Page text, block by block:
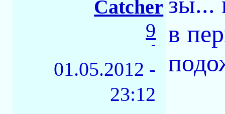
Catcher
9
-
01.05.2012 -
23:12
в